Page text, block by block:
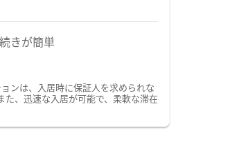
きが簡単
ンは、入居時に保証人を求められな
た、迅速な入居が可能で、柔軟な滞在